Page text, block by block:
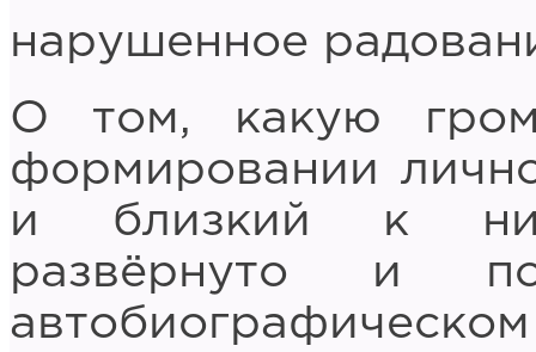
нарушенное
О том, какую
формировании
и близкий к ним
развёрнуто и